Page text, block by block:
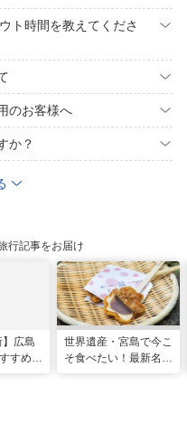
ト時間を教えてくださ
のお客様へ
か？
行記事をお届け
】広島
すめ観
世界遺産・宮島で今こ
そ食べたい！最新名物